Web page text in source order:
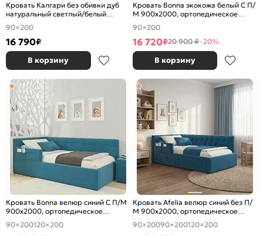
Кровать Калгари без обивки дуб
натуральный светлый/белый
матовый без П/М 900x2000,
ортопедическое основание,
изголовье жесткое
90×200
16 790₽
В корзину
Кровать Bonna экокожа белый С П/
М 900x2000, ортопедическое
основание, изголовье мягкое
90×200
16 720₽20 900 ₽-20%
В корзину
Кровать Bonna велюр синий С П/М
900x2000, ортопедическое
основание, изголовье мягкое
90×200120×200
Кровать Afelia велюр синий без П/
М 900x2000, ортопедическое
основание, изголовье мягкое
90×20090×200120×200